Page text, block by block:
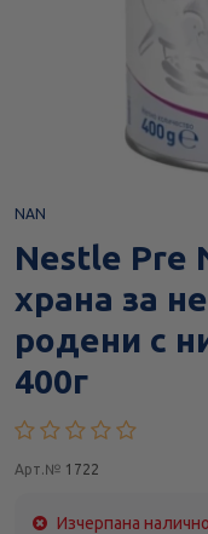
NAN
Nestle Pre
храна за
родени с
400г
Арт.№ 1722
Изчерпана